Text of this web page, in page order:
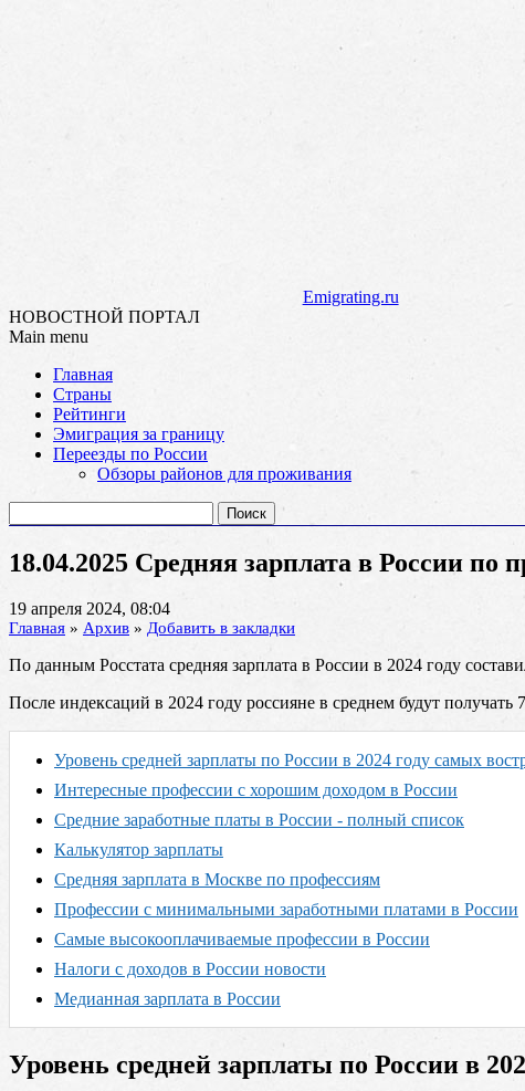
Emigrating.ru
НОВОСТНОЙ ПОРТАЛ
Main menu
content
Главная
Страны
Рейтинги
Эмиграция за границу
Переезды по России
Обзоры районов для проживания
18.04.2025 Средняя зарплата в России по
19 апреля 2024, 08:04
Главная » Архив » Добавить в закладки
По данным Росстата средняя зарплата в России в 2024 году
После индексаций в 2024 году россияне в среднем будут получать
Уровень средней зарплаты по России в 2024 году самых
Интересные профессии с хорошим доходом в России
Средние заработные платы в России - полный список
Калькулятор зарплаты
Средняя зарплата в Москве по профессиям
Профессии с минимальными заработными платами в России
Самые высокооплачиваемые профессии в России
Налоги с доходов в России новости
Медианная зарплата в России
Уровень средней зарплаты по России в